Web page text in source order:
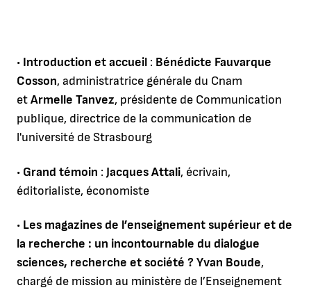
• Introduction et accueil : Bénédicte Fauvarque
Cosson, administratrice générale du Cnam
etArmelle Tanvez, présidente de Communication
publique, directrice de la communication de
l'université de Strasbourg
• Grand témoin : Jacques Attali, écrivain,
éditorialiste, économiste
• Les magazines de l’enseignement supérieur et de
la recherche : un incontournable du dialogue
sciences, recherche et société ?Yvan Boude,
chargé de mission au ministère de l’Enseignement